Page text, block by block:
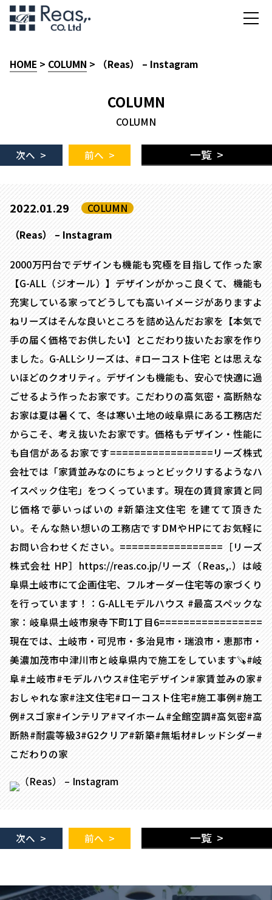
HOME > COLUMN > （Reas） – Instagram
COLUMN
COLUMN
次へ > 前へ > 一覧 >
2022.01.29 COLUMN
（Reas） – Instagram
2000万円台でデザインも機能も究極を目指して作った家
【G-ALL（ジオール）】デザインがかっこ良くて、機能も
充実している家ってどうしても高いイメージがありますよ
ねリーズはそんな良いところを詰め込んだお家を【本気で
手の届く価格でお供したい】とこだわり抜いたお家を作り
ました。G-ALLシリーズは、#ローコスト住宅 とは思えな
いほどのクオリティ。デザインも機能も、安心で快適に過
ごせるよう作ったお家です。こだわりの高気密・高断熱な
お家は夏は暑くて、冬は寒い土地の岐阜県にある工務店だ
からこそ、考え抜いたお家です。価格もデザイン・性能に
も自信があるお家です=================リーズ株式
会社では「家賃並みなのにちょっとビックリするようなハ
イスペック住宅」をつくっています。現在の賃貸家賃と同
じ価格で夢いっぱいの #新築注文住宅 を建てて頂きた
い。そんな熱い想いの工務店ですDMやHPにてお気軽に
お問い合わせください。=================［リーズ
株式会社 HP］https://reas.co.jp/リーズ（Reas,.）は岐
阜県土岐市にて企画住宅、フルオーダー住宅等の家づくり
を行っています！：G-ALLモデルハウス #最高スペックな
家：岐阜県土岐市泉寺下町1丁目6=================
現在では、土岐市・可児市・多治見市・瑞浪市・恵那市・
美濃加茂市中津川市と岐阜県内で施工をしています🪚#岐
阜#土岐市#モデルハウス#住宅デザイン#家賃並みの家#
おしゃれな家#注文住宅#ローコスト住宅#施工事例#施工
例#スゴ家#インテリア#マイホーム#全館空調#高気密#高
断熱#耐震等級3#G2クリア#新築#無垢材#レッドシダー#
こだわりの家
次へ > 前へ > 一覧 >